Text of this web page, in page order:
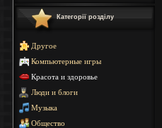
Категорії розділу
Другое
Компьютерные игры
Красота и здоровье
Люди и блоги
Музыка
Общество